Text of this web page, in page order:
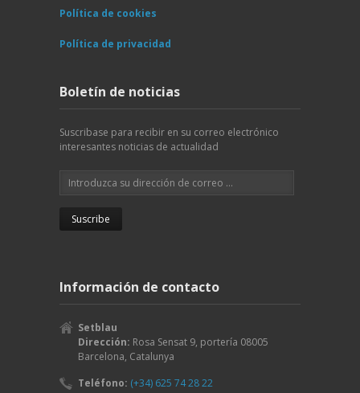
Política de cookies
Política de privacidad
Boletín de noticias
Suscribase para recibir en su correo electrónico
interesantes noticias de actualidad
Información de contacto
Setblau
Dirección: Rosa Sensat 9, portería 08005
Barcelona, Catalunya
Teléfono: (+34) 625 74 28 22